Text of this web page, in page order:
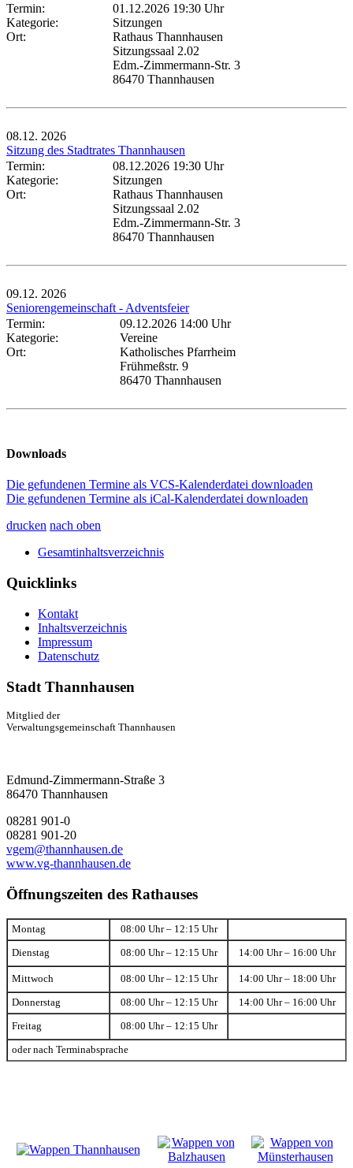
Termin:
01.12.2026 19:30 Uhr
Kategorie:
Sitzungen
Ort:
Rathaus Thannhausen
Sitzungssaal 2.02
Edm.-Zimmermann-Str. 3
86470 Thannhausen
08.12. 2026
Sitzung des Stadtrates Thannhausen
Termin:
08.12.2026 19:30 Uhr
Kategorie:
Sitzungen
Ort:
Rathaus Thannhausen
Sitzungssaal 2.02
Edm.-Zimmermann-Str. 3
86470 Thannhausen
09.12. 2026
Seniorengemeinschaft - Adventsfeier
Termin:
09.12.2026 14:00 Uhr
Kategorie:
Vereine
Ort:
Katholisches Pfarrheim
Frühmeßstr. 9
86470 Thannhausen
Downloads
Die gefundenen Termine als VCS-Kalenderdatei downloaden
Die gefundenen Termine als iCal-Kalenderdatei downloaden
drucken nach oben
Gesamtinhaltsverzeichnis
Quicklinks
Kontakt
Inhaltsverzeichnis
Impressum
Datenschutz
Stadt Thannhausen
Mitglied der
Verwaltungsgemeinschaft Thannhausen
Edmund-Zimmermann-Straße 3
86470 Thannhausen
08281 901-0
08281 901-20
vgem@thannhausen.de
www.vg-thannhausen.de
Öffnungszeiten des Rathauses
Montag 08:00 Uhr – 12:15 Uhr
Dienstag 08:00 Uhr – 12:15 Uhr 14:00 Uhr – 16:00 Uhr
Mittwoch 08:00 Uhr – 12:15 Uhr 14:00 Uhr – 18:00 Uhr
Donnerstag 08:00 Uhr – 12:15 Uhr 14:00 Uhr – 16:00 Uhr
Freitag 08:00 Uhr – 12:15 Uhr
oder nach Terminabsprache